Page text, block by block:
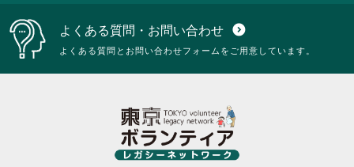
よくある質問・お問い合わせ expand_circle_down
よくある質問とお問い合わせフォームをご用意しています。